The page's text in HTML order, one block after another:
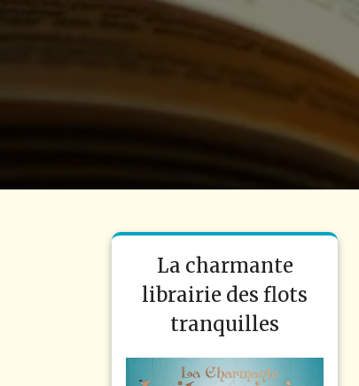
La charmante
librairie des flots
tranquilles